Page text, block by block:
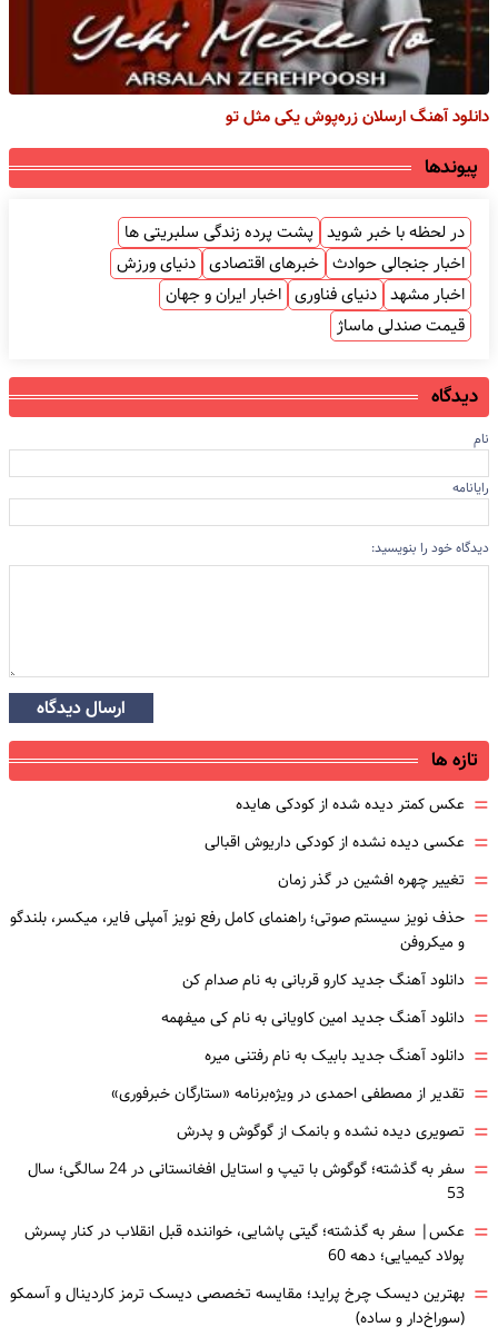
دانلود آهنگ ارسلان زره‌پوش یکی مثل تو
پیوندها
در لحظه با خبر شوید پشت پرده زندگی سلبریتی ها
اخبار جنجالی حوادث خبرهای اقتصادی دنیای ورزش
اخبار مشهد دنیای فناوری اخبار ایران و جهان
قیمت صندلی ماساژ
دیدگاه
نام
رایانامه
دیدگاه خود را بنویسید:
ارسال دیدگاه
تازه ها
= عکس کمتر دیده شده از کودکی هایده
= عکسی دیده نشده از کودکی داریوش اقبالی
= تغییر چهره افشین در گذر زمان
= حذف نویز سیستم صوتی؛ راهنمای کامل رفع نویز آمپلی فایر، میکسر، بلندگو
و میکروفن
= دانلود آهنگ جدید کارو قربانی به نام صدام کن
= دانلود آهنگ جدید امین کاویانی به نام کی میفهمه
= دانلود آهنگ جدید بابیک به نام رفتنی میره
= تقدیر از مصطفی احمدی در ویژه‌برنامه «ستارگان خبرفوری»
= تصویری دیده نشده و بانمک از گوگوش و پدرش
=
سفر به گذشته؛ گوگوش با تیپ و استایل افغانستانی در 24 سالگی؛ سال
53
= عکس| سفر به گذشته؛ گیتی پاشایی، خواننده قبل انقلاب در کنار پسرش
پولاد کیمیایی؛ دهه 60
= بهترین دیسک چرخ پراید؛ مقایسه تخصصی دیسک ترمز کاردینال و آسمکو
(سوراخ‌دار و ساده)